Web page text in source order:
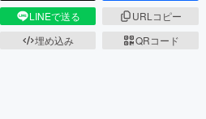
LINEで送る
URLコピー
埋め込み
QRコード